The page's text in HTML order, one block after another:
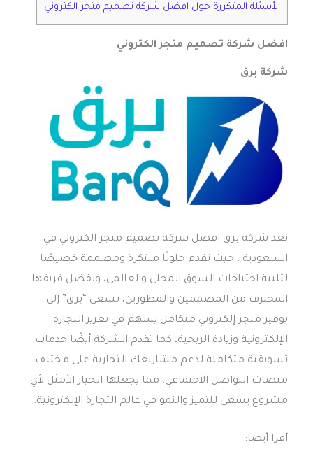
الأسئلة المتكررة حول افضل شركة تصميم متجر الكتروني
افضل شركة تصميم متجر الكتروني
شركة برق
تعد شركة برق افضل شركة تصميم متجر الكتروني في
السعودية ، حيث تقدم حلولًا مبتكرة ومصممة خصيصًا
لتلبية احتياجات السوق المحلي والعالمي، وبفضل فريقها
المحترف من المصممين والمطورين، تسعى “برق” إلى
توفير متجر إلكتروني متكامل يسهم في تعزيز التجارة
الإلكترونية وزيادة الربحية، كما تقدم الشركة أيضًا خدمات
تسويقية متكاملة لدعم مشاريعك التجارية على مختلف
منصات التواصل الاجتماعي، مما يجعلها الخيار الأمثل لأي
مشروع يسعى للتميز والنمو في عالم التجارة الإلكترونية.
أقرا أيضا: